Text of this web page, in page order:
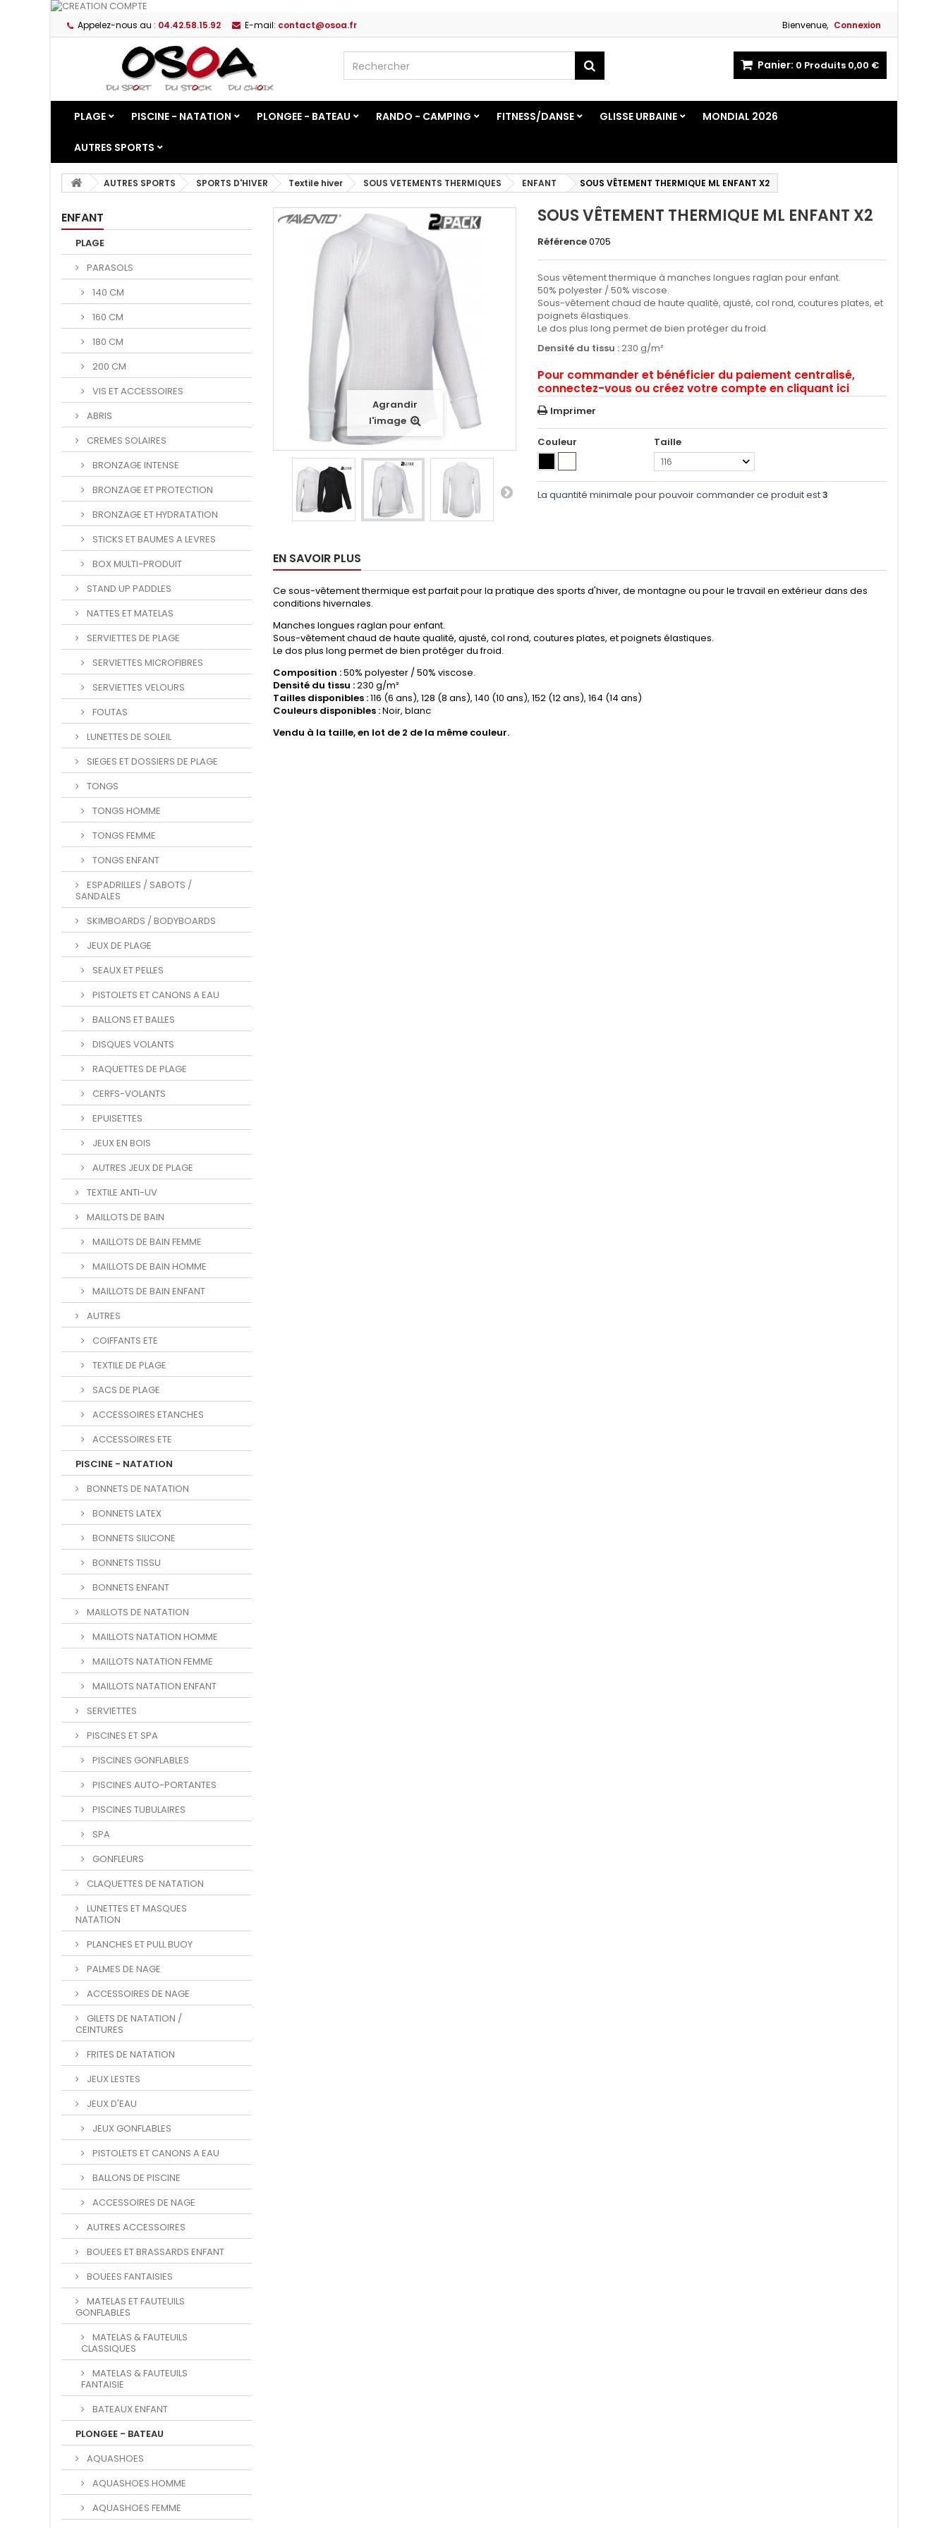
Bienvenue, Connexion
Appelez-nous au : 04.42.58.15.92 E-mail: contact@osoa.fr
Panier: 0 Produits 0,00 €
PLAGE PISCINE - NATATION PLONGEE - BATEAU RANDO - CAMPING FITNESS/DANSE GLISSE URBAINE MONDIAL 2026
AUTRES SPORTS
AUTRES SPORTS SPORTS D'HIVER Textile hiver SOUS VETEMENTS THERMIQUES ENFANT SOUS VÊTEMENT THERMIQUE ML ENFANT X2
ENFANT
PLAGE
PARASOLS
140 CM
160 CM
180 CM
200 CM
VIS ET ACCESSOIRES
ABRIS
CREMES SOLAIRES
BRONZAGE INTENSE
BRONZAGE ET PROTECTION
BRONZAGE ET HYDRATATION
STICKS ET BAUMES A LEVRES
BOX MULTI-PRODUIT
STAND UP PADDLES
NATTES ET MATELAS
SERVIETTES DE PLAGE
SERVIETTES MICROFIBRES
SERVIETTES VELOURS
FOUTAS
LUNETTES DE SOLEIL
SIEGES ET DOSSIERS DE PLAGE
TONGS
TONGS HOMME
TONGS FEMME
TONGS ENFANT
ESPADRILLES / SABOTS /
SANDALES
SKIMBOARDS / BODYBOARDS
JEUX DE PLAGE
SEAUX ET PELLES
PISTOLETS ET CANONS A EAU
BALLONS ET BALLES
DISQUES VOLANTS
RAQUETTES DE PLAGE
CERFS-VOLANTS
EPUISETTES
JEUX EN BOIS
AUTRES JEUX DE PLAGE
TEXTILE ANTI-UV
MAILLOTS DE BAIN
MAILLOTS DE BAIN FEMME
MAILLOTS DE BAIN HOMME
MAILLOTS DE BAIN ENFANT
AUTRES
COIFFANTS ETE
TEXTILE DE PLAGE
SACS DE PLAGE
ACCESSOIRES ETANCHES
ACCESSOIRES ETE
PISCINE - NATATION
BONNETS DE NATATION
BONNETS LATEX
BONNETS SILICONE
BONNETS TISSU
BONNETS ENFANT
MAILLOTS DE NATATION
MAILLOTS NATATION HOMME
MAILLOTS NATATION FEMME
MAILLOTS NATATION ENFANT
SERVIETTES
PISCINES ET SPA
PISCINES GONFLABLES
PISCINES AUTO-PORTANTES
PISCINES TUBULAIRES
SPA
GONFLEURS
CLAQUETTES DE NATATION
LUNETTES ET MASQUES
NATATION
PLANCHES ET PULL BUOY
PALMES DE NAGE
ACCESSOIRES DE NAGE
GILETS DE NATATION /
CEINTURES
FRITES DE NATATION
JEUX LESTES
JEUX D'EAU
JEUX GONFLABLES
PISTOLETS ET CANONS A EAU
BALLONS DE PISCINE
ACCESSOIRES DE NAGE
AUTRES ACCESSOIRES
BOUEES ET BRASSARDS ENFANT
BOUEES FANTAISIES
MATELAS ET FAUTEUILS
GONFLABLES
MATELAS & FAUTEUILS
CLASSIQUES
MATELAS & FAUTEUILS
FANTAISIE
BATEAUX ENFANT
PLONGEE - BATEAU
AQUASHOES
AQUASHOES HOMME
AQUASHOES FEMME
Agrandir
l'image
SOUS VÊTEMENT THERMIQUE ML ENFANT X2
Référence0705
Sous vêtement thermique à manches longues raglan pour enfant.
50% polyester / 50% viscose.
Sous-vêtement chaud de haute qualité, ajusté, col rond, coutures plates, et
poignets élastiques.
Le dos plus long permet de bien protéger du froid.
Densité du tissu :230 g/m²
Pour commander et bénéficier du paiement centralisé,
connectez-vous ou créez votre compte en cliquant ici
Imprimer
Couleur Taille
116
La quantité minimale pour pouvoir commander ce produit est3
EN SAVOIR PLUS
Ce sous-vêtement thermique est parfait pour la pratique des sports d'hiver, de montagne ou pour le travail en extérieur dans des
conditions hivernales.
Manches longues raglan pour enfant.
Sous-vêtement chaud de haute qualité, ajusté, col rond, coutures plates, et poignets élastiques.
Le dos plus long permet de bien protéger du froid.
Composition :50% polyester / 50% viscose.
Densité du tissu :230 g/m²
Tailles disponibles :116 (6 ans), 128 (8 ans), 140 (10 ans), 152 (12 ans), 164 (14 ans)
Couleurs disponibles :Noir, blanc
Vendu à la taille, en lot de 2 de la même couleur.